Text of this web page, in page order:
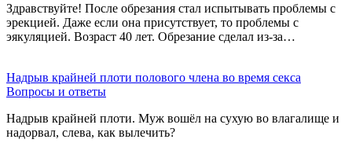
Здравствуйте! После обрезания стал испытывать проблемы с
эрекцией. Даже если она присутствует, то проблемы с
эякуляцией. Возраст 40 лет. Обрезание сделал из-за…
Надрыв крайней плоти полового члена во время секса
Вопросы и ответы
Надрыв крайней плоти. Муж вошёл на сухую во влагалище и
надорвал, слева, как вылечить?